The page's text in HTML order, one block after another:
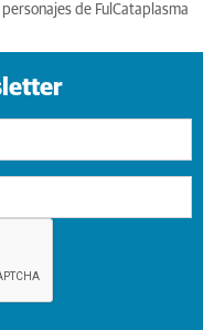
de Ful Cataplasma